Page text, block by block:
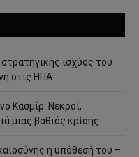
ισχύος του
στις ΗΠΑ
Κασμίρ: Νεκροί,
μιας βαθιάς κρίσης
η υπόθεσή του –